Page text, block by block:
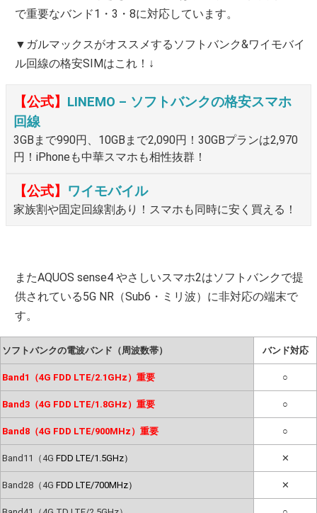
で重要なバンド1・3・8に対応しています。
▼ガルマックスがオススメするソフトバンク&ワイモバイ
ル回線の格安SIMはこれ！↓
【公式】 LINEMO – ソフトバンクの格安スマホ
回線
3GBまで990円、10GBまで2,090円！30GBプランは2,970
円！iPhoneも中華スマホも相性抜群！
【公式】 ワイモバイル
家族割や固定回線割あり！スマホも同時に安く買える！
またAQUOS sense4 やさしいスマホ2はソフトバンクで提
供されている5G NR（Sub6・ミリ波）に非対応の端末で
す。
ソフトバンクの電波バンド（周波数帯） バンド対応
Band1（4G FDD LTE/2.1GHz）重要 ○
Band3（4G FDD LTE/1.8GHz）重要 ○
Band8（4G FDD LTE/900MHz）重要 ○
Band11（4G FDD LTE/1.5GHz） ✕
Band28（4G FDD LTE/700MHz） ✕